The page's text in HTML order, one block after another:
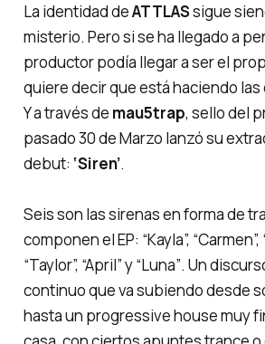
La identidad deATTLASsigue
misterio. Pero si se ha llegado a
productor podía llegar a ser el
quiere decir que está haciendo las
Y a través de mau5trap, sello del
pasado 30 de Marzo lanzó su
debut: ‘Siren’.
Seis son lassirenasen forma de
componen el EP: “Kayla”,
“Taylor”, “April” y “Luna”. Un
continuo que va subiendo desde
hasta un progressive house muy